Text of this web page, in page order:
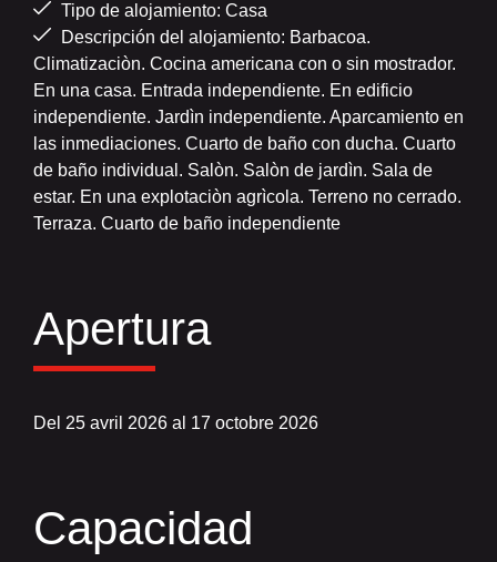
Tipo de alojamiento: Casa
Descripción del alojamiento: Barbacoa.
Climatizaciòn. Cocina americana con o sin mostrador.
En una casa. Entrada independiente. En edificio
independiente. Jardìn independiente. Aparcamiento en
las inmediaciones. Cuarto de baño con ducha. Cuarto
de baño individual. Salòn. Salòn de jardì­n. Sala de
estar. En una explotaciòn agrì­cola. Terreno no cerrado.
Terraza. Cuarto de baño independiente
Apertura
Del 25 avril 2026 al 17 octobre 2026
Capacidad